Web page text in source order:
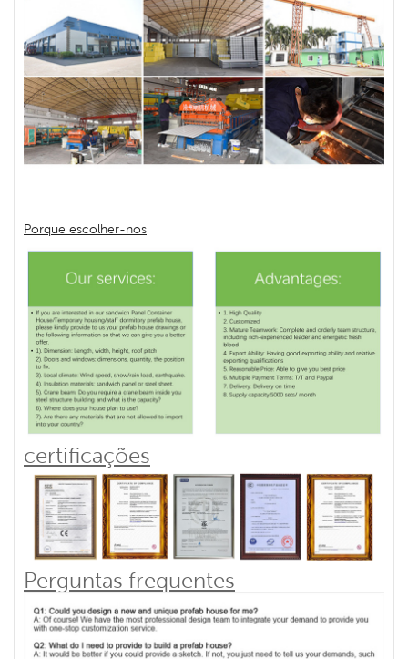
Porque escolher-nos
certificações
Perguntas frequentes